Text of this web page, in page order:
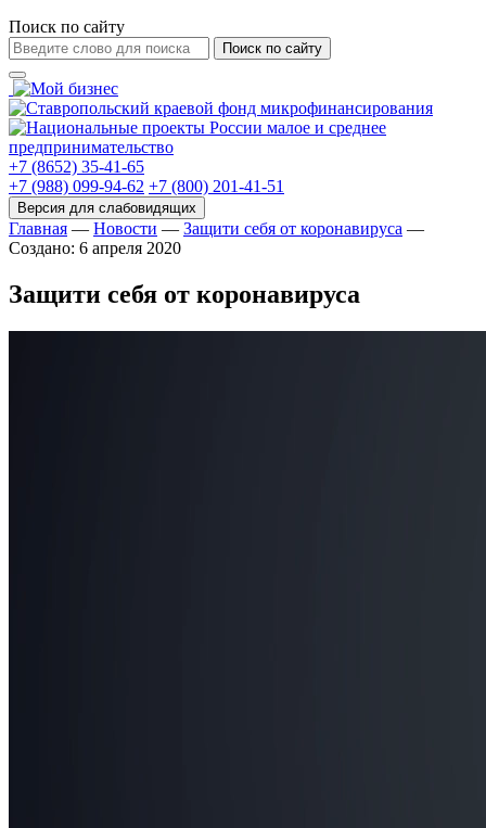
Поиск по сайту
Поиск по сайту
+7 (8652) 35-41-65
+7 (988) 099-94-62 +7 (800) 201-41-51
Главная — Новости — Защити себя от коронавируса —
Создано: 6 апреля 2020
Защити себя от коронавируса